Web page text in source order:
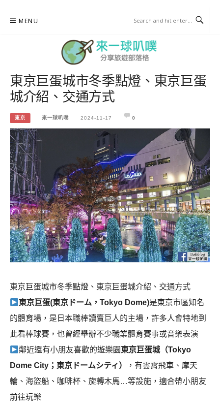
MENU
來一球叭噗
分享日本自助部落格
東京巨蛋城市冬季點燈、東京巨蛋
城介紹、交通方式
東京 來一球叭噗 2024-11-17 0
東京巨蛋城市冬季點燈、東京巨蛋城介紹、交通方式
東京巨蛋(東京ドーム，Tokyo Dome)是東京市區知名
的體育場，是日本職棒讀賣巨人的主場，許多人會特地到
此看棒球賽，也曾經舉辦不少職業體育賽事或音樂表演
鄰近還有小朋友喜歡的遊樂園 東京巨蛋城（Tokyo
Dome City；東京ドームシティ）
，有雲霄飛車、摩天
輪、海盜船、咖啡杯、旋轉木馬…等設施，適合帶小朋友
前往玩樂